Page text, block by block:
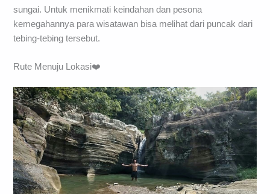
sungai. Untuk menikmati keindahan dan pesona
kemegahannya para wisatawan bisa melihat dari puncak dari
tebing-tebing tersebut.
Rute Menuju Lokasi❤️